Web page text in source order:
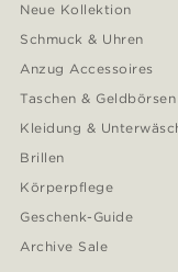
Neue Kollektion
Schmuck & Uhren
Anzug Accessoires
Taschen & Geldbörsen
Kleidung &
Brillen
Körperpflege
Geschenk-Guide
Archive Sale